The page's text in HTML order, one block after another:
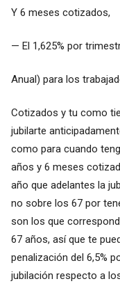
Y 6 meses cotizados,
— El 1,625% por
Anual) para los
Cotizados y tu como
jubilarte
como para cuando
años y 6 meses
año que adelantes la
no sobre los 67 por
son los que
67 años, así que te
penalización del 6,5%
jubilación respecto a